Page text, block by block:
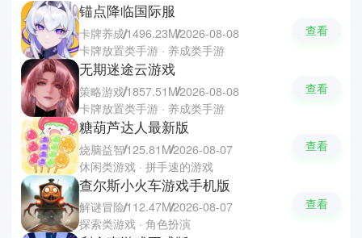
锚点降临国际服
卡牌养成1496.23M2026-08-08
卡牌放置类手游 · 养成类手游
查看
无期迷途云游戏
策略游戏1857.51M2026-08-08
卡牌放置类手游 · 养成类手游
查看
糖葫芦达人最新版
烧脑益智125.81M2026-08-07
休闲类游戏 · 拼手速的游戏
查看
查尔斯小火车游戏手机版
解谜冒险112.47M2026-08-07
探索类游戏 · 角色扮演
查看